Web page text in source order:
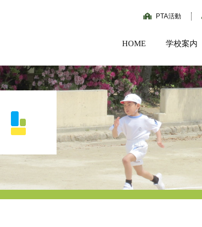
PTA活動
HOME 学校案内